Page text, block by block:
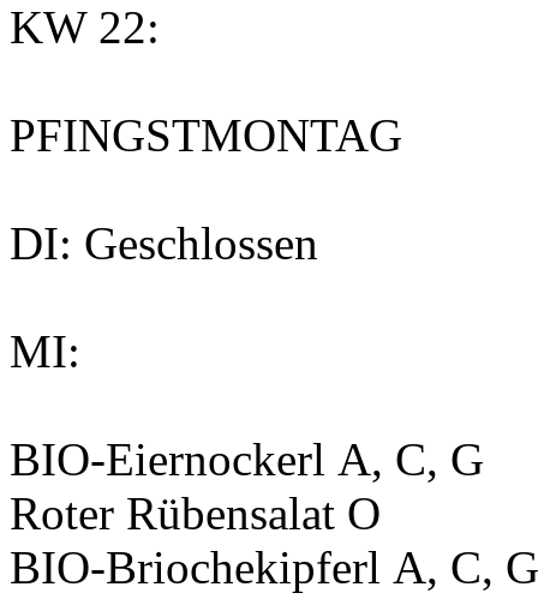
KW 22:
PFINGSTMONTAG
DI: Geschlossen
MI:
BIO-Eiernockerl A, C, G
Roter Rübensalat O
BIO-Briochekipferl A, C, G